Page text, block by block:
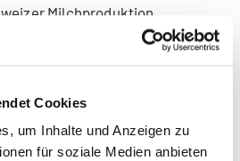
Cookies
um Inhalte und Anzeigen zu
für soziale Medien anbieten
Milchproduktion